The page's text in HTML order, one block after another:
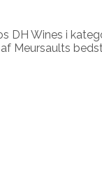
DH Wines i
Meursaults